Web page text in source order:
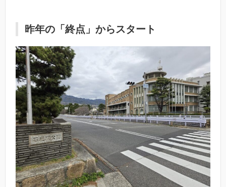
昨年の「終点」からスタート